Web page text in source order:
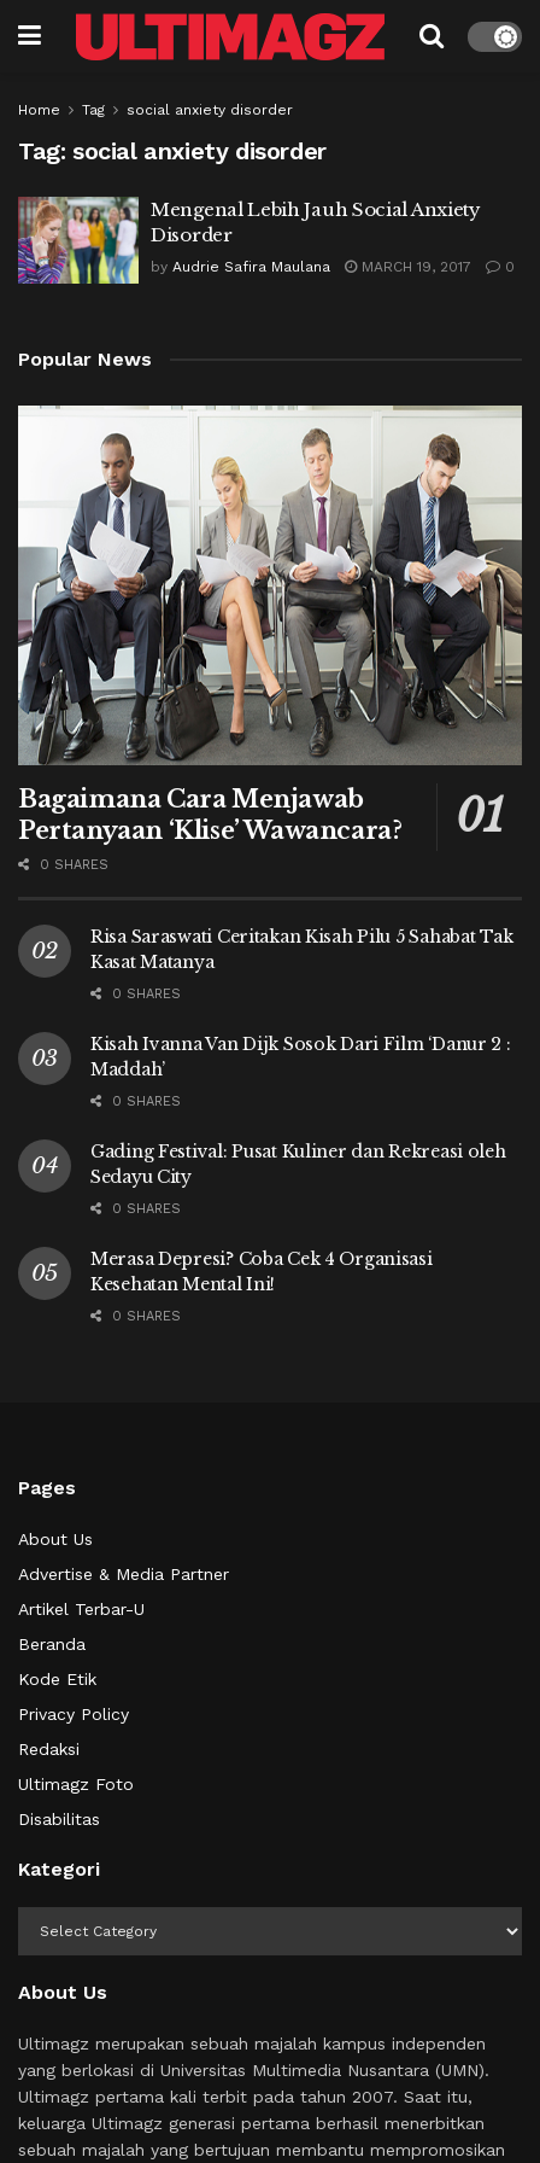
Home Tag social anxiety disorder
Tag: social anxiety disorder
Mengenal Lebih Jauh Social Anxiety
Disorder
by Audrie Safira Maulana MARCH 19, 2017 0
Popular News
Bagaimana Cara Menjawab
Pertanyaan ‘Klise’ Wawancara?
0 SHARES
Risa Saraswati Ceritakan Kisah Pilu 5 Sahabat Tak
Kasat Matanya
0 SHARES
Kisah Ivanna Van Dijk Sosok Dari Film ‘Danur 2 :
Maddah’
0 SHARES
Gading Festival: Pusat Kuliner dan Rekreasi oleh
Sedayu City
0 SHARES
Merasa Depresi? Coba Cek 4 Organisasi
Kesehatan Mental Ini!
0 SHARES
Pages
About Us
Advertise & Media Partner
Artikel Terbar-U
Beranda
Kode Etik
Privacy Policy
Redaksi
Ultimagz Foto
Disabilitas
Kategori
About Us
Ultimagz merupakan sebuah majalah kampus independen
yang berlokasi di Universitas Multimedia Nusantara (UMN).
Ultimagz pertama kali terbit pada tahun 2007. Saat itu,
keluarga Ultimagz generasi pertama berhasil menerbitkan
sebuah majalah yang bertujuan membantu mempromosikan